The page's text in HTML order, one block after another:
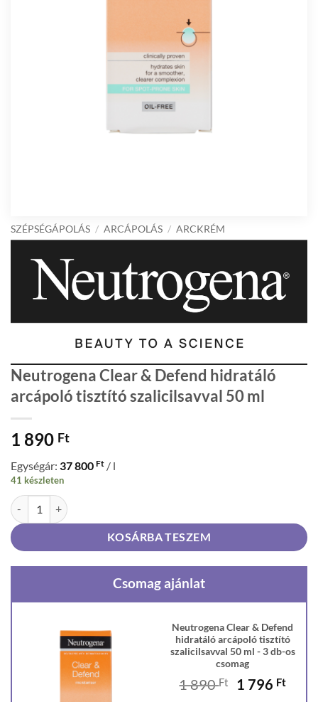
SZÉPSÉGÁPOLÁS / ARCÁPOLÁS / ARCKRÉM
Neutrogena Clear & Defend hidratáló
arcápoló tisztító szalicilsavval 50 ml
1 890 Ft
Egységár: 37 800 Ft / l
41 készleten
Neutrogena Clear & Defend hidratáló arcápoló tisztító szalicilsavval
KOSÁRBA TESZEM
Csomag ajánlat
Neutrogena Clear & Defend
hidratáló arcápoló tisztító
szalicilsavval 50 ml - 3 db-os
csomag
1 890Ft
Original
1 796 Ft